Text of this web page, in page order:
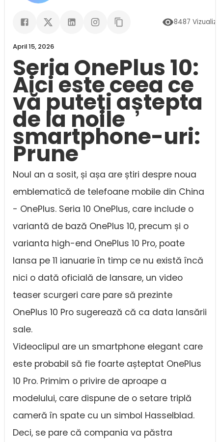
8487
April 15, 2026
Seria OnePlus 10:
Aici este ceea ce
vă puteți aștepta
de la noile
smartphone-uri:
Prune
Noul an a sosit, și așa are știri despre noua
emblematică de telefoane mobile din China
- OnePlus. Seria 10 OnePlus, care include o
variantă de bază OnePlus 10, precum și o
varianta high-end OnePlus 10 Pro, poate
lansa pe 11 ianuarie în timp ce nu există încă
nici o dată oficială de lansare, un video
teaser scurgeri care pare să prezinte
OnePlus 10 Pro sugerează că ca data lansării
sale.
Videoclipul are un smartphone elegant care
este probabil să fie foarte așteptat OnePlus
10 Pro. Primim o privire de aproape a
modelului, care dispune de o setare triplă
cameră în spate cu un simbol Hasselblad.
Deci, se pare că compania va păstra